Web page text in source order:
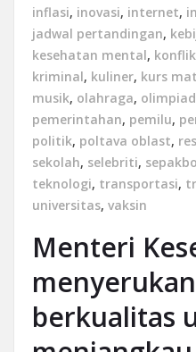
inflasi, inovasi, internet,
jadwal pertandingan,
kesehatan mental, konflik
kriminal, kuliner, kurs
musik, olahraga,
pemerintahan, pemilu,
politik, poltava oblast,
sekolah, selebriti,
teknologi, transportasi,
universitas, vaksin
Menteri
berkualitas